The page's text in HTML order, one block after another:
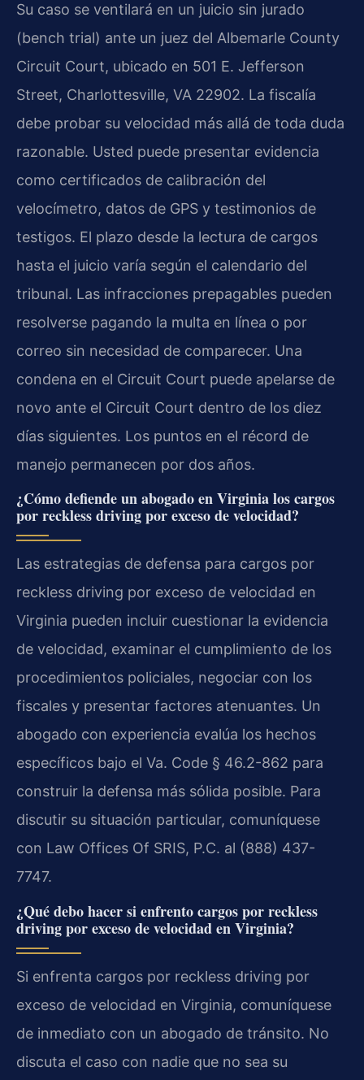
Su caso se ventilará en un juicio sin jurado
(bench trial) ante un juez del Albemarle County
Circuit Court, ubicado en 501 E. Jefferson
Street, Charlottesville, VA 22902. La fiscalía
debe probar su velocidad más allá de toda duda
razonable. Usted puede presentar evidencia
como certificados de calibración del
velocímetro, datos de GPS y testimonios de
testigos. El plazo desde la lectura de cargos
hasta el juicio varía según el calendario del
tribunal. Las infracciones prepagables pueden
resolverse pagando la multa en línea o por
correo sin necesidad de comparecer. Una
condena en el Circuit Court puede apelarse de
novo ante el Circuit Court dentro de los diez
días siguientes. Los puntos en el récord de
manejo permanecen por dos años.
¿Cómo defiende un abogado en Virginia los cargos
por reckless driving por exceso de velocidad?
Las estrategias de defensa para cargos por
reckless driving por exceso de velocidad en
Virginia pueden incluir cuestionar la evidencia
de velocidad, examinar el cumplimiento de los
procedimientos policiales, negociar con los
fiscales y presentar factores atenuantes. Un
abogado con experiencia evalúa los hechos
específicos bajo el Va. Code § 46.2-862 para
construir la defensa más sólida posible. Para
discutir su situación particular, comuníquese
con Law Offices Of SRIS, P.C. al (888) 437-
7747.
¿Qué debo hacer si enfrento cargos por reckless
driving por exceso de velocidad en Virginia?
Si enfrenta cargos por reckless driving por
exceso de velocidad en Virginia, comuníquese
de inmediato con un abogado de tránsito. No
discuta el caso con nadie que no sea su